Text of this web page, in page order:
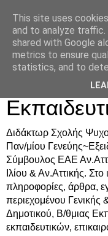
Δρ. Ράνια
Διδάκτωρ Σχολής
Παν/μίου
Σύμβουλος ΕΑΕ
Ιλίου & Αν.Αττικής.
πληροφορίες, άρθρα,
περιεχομένου
Δημοτικού, Β/θμιας
εκπαιδευτικών,
This site uses
and to analyze traffic.
shared with Google
metrics to ensure
statistics, and to